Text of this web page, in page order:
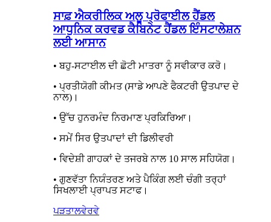
ਸਾਫ਼ ਐਕਰੀਲਿਕ ਅਲੂ ਪ੍ਰੋਫਾਈਲ ਹੈਂਡਲ
ਆਧੁਨਿਕ ਕਰਵਡ ਕੈਬਿਨੇਟ ਹੈਂਡਲ ਇੰਸਟਾਲੇਸ਼ਨ
ਲਈ ਆਸਾਨ
• ਬਹੁ-ਸਟਾਈਲ ਦੀ ਛੋਟੀ ਮਾਤਰਾ ਨੂੰ ਸਵੀਕਾਰ ਕਰੋ।
• ਪ੍ਰਤੀਯੋਗੀ ਕੀਮਤ (ਸਾਡੇ ਆਪਣੇ ਫੈਕਟਰੀ ਉਤਪਾਦ ਦੇ
ਨਾਲ)।
• ਉੱਚ ਹੁਨਰਮੰਦ ਨਿਰਮਾਣ ਪ੍ਰਕਿਰਿਆ।
• ਸਮੇਂ ਸਿਰ ਉਤਪਾਦਾਂ ਦੀ ਡਿਲੀਵਰੀ
• ਵਿਦੇਸ਼ੀ ਗਾਹਕਾਂ ਦੇ ਤਜਰਬੇ ਨਾਲ 10 ਸਾਲ ਸਹਿਯੋਗ।
• ਗੁਣਵੱਤਾ ਨਿਯੰਤਰਣ ਅਤੇ ਪੈਕਿੰਗ ਲਈ ਚੰਗੀ ਤਰ੍ਹਾਂ
ਸਿਖਲਾਈ ਪ੍ਰਾਪਤ ਸਟਾਫ।
ਪੜਤਾਲਵੇਰਵੇ